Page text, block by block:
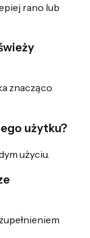
rano lub
znacząco
użytku?
użyciu.